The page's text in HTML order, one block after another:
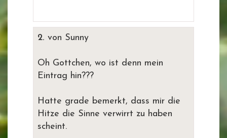
2. von Sunny
Oh Gottchen, wo ist denn mein
Eintrag hin???
Hatte grade bemerkt, dass mir die
Hitze die Sinne verwirrt zu haben
scheint.